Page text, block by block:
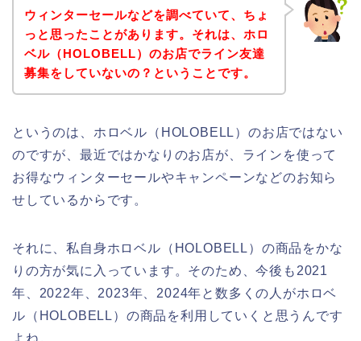
ウィンターセールなどを調べていて、ちょ
っと思ったことがあります。それは、ホロ
ベル（HOLOBELL）のお店でライン友達
募集をしていないの？ということです。
というのは、ホロベル（HOLOBELL）のお店ではない
のですが、最近ではかなりのお店が、ラインを使って
お得なウィンターセールやキャンペーンなどのお知ら
せしているからです。
それに、私自身ホロベル（HOLOBELL）の商品をかな
りの方が気に入っています。そのため、今後も2021
年、2022年、2023年、2024年と数多くの人がホロベ
ル（HOLOBELL）の商品を利用していくと思うんです
よね。